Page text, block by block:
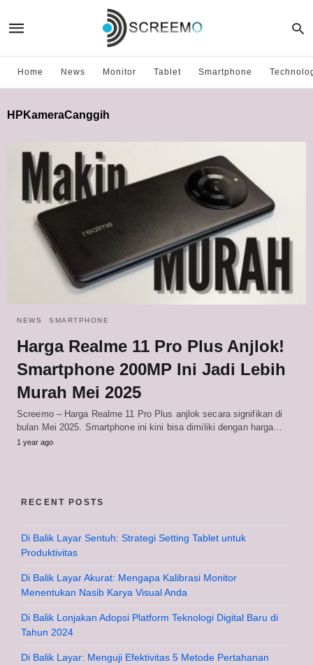
Home News Monitor Tablet Smartphone
HPKameraCanggih
NEWS SMARTPHONE
Harga Realme 11 Pro Plus Anjlok!
Smartphone 200MP Ini Jadi Lebih
Murah Mei 2025
Screemo – Harga Realme 11 Pro Plus anjlok secara signifikan di
bulan Mei 2025. Smartphone ini kini bisa dimiliki dengan harga…
1 year ago
RECENT POSTS
Di Balik Layar Sentuh: Strategi Setting Tablet untuk
Produktivitas
Di Balik Layar Akurat: Mengapa Kalibrasi Monitor
Menentukan Nasib Karya Visual Anda
Di Balik Lonjakan Adopsi Platform Teknologi Digital Baru di
Tahun 2024
Di Balik Layar: Menguji Efektivitas 5 Metode Pertahanan